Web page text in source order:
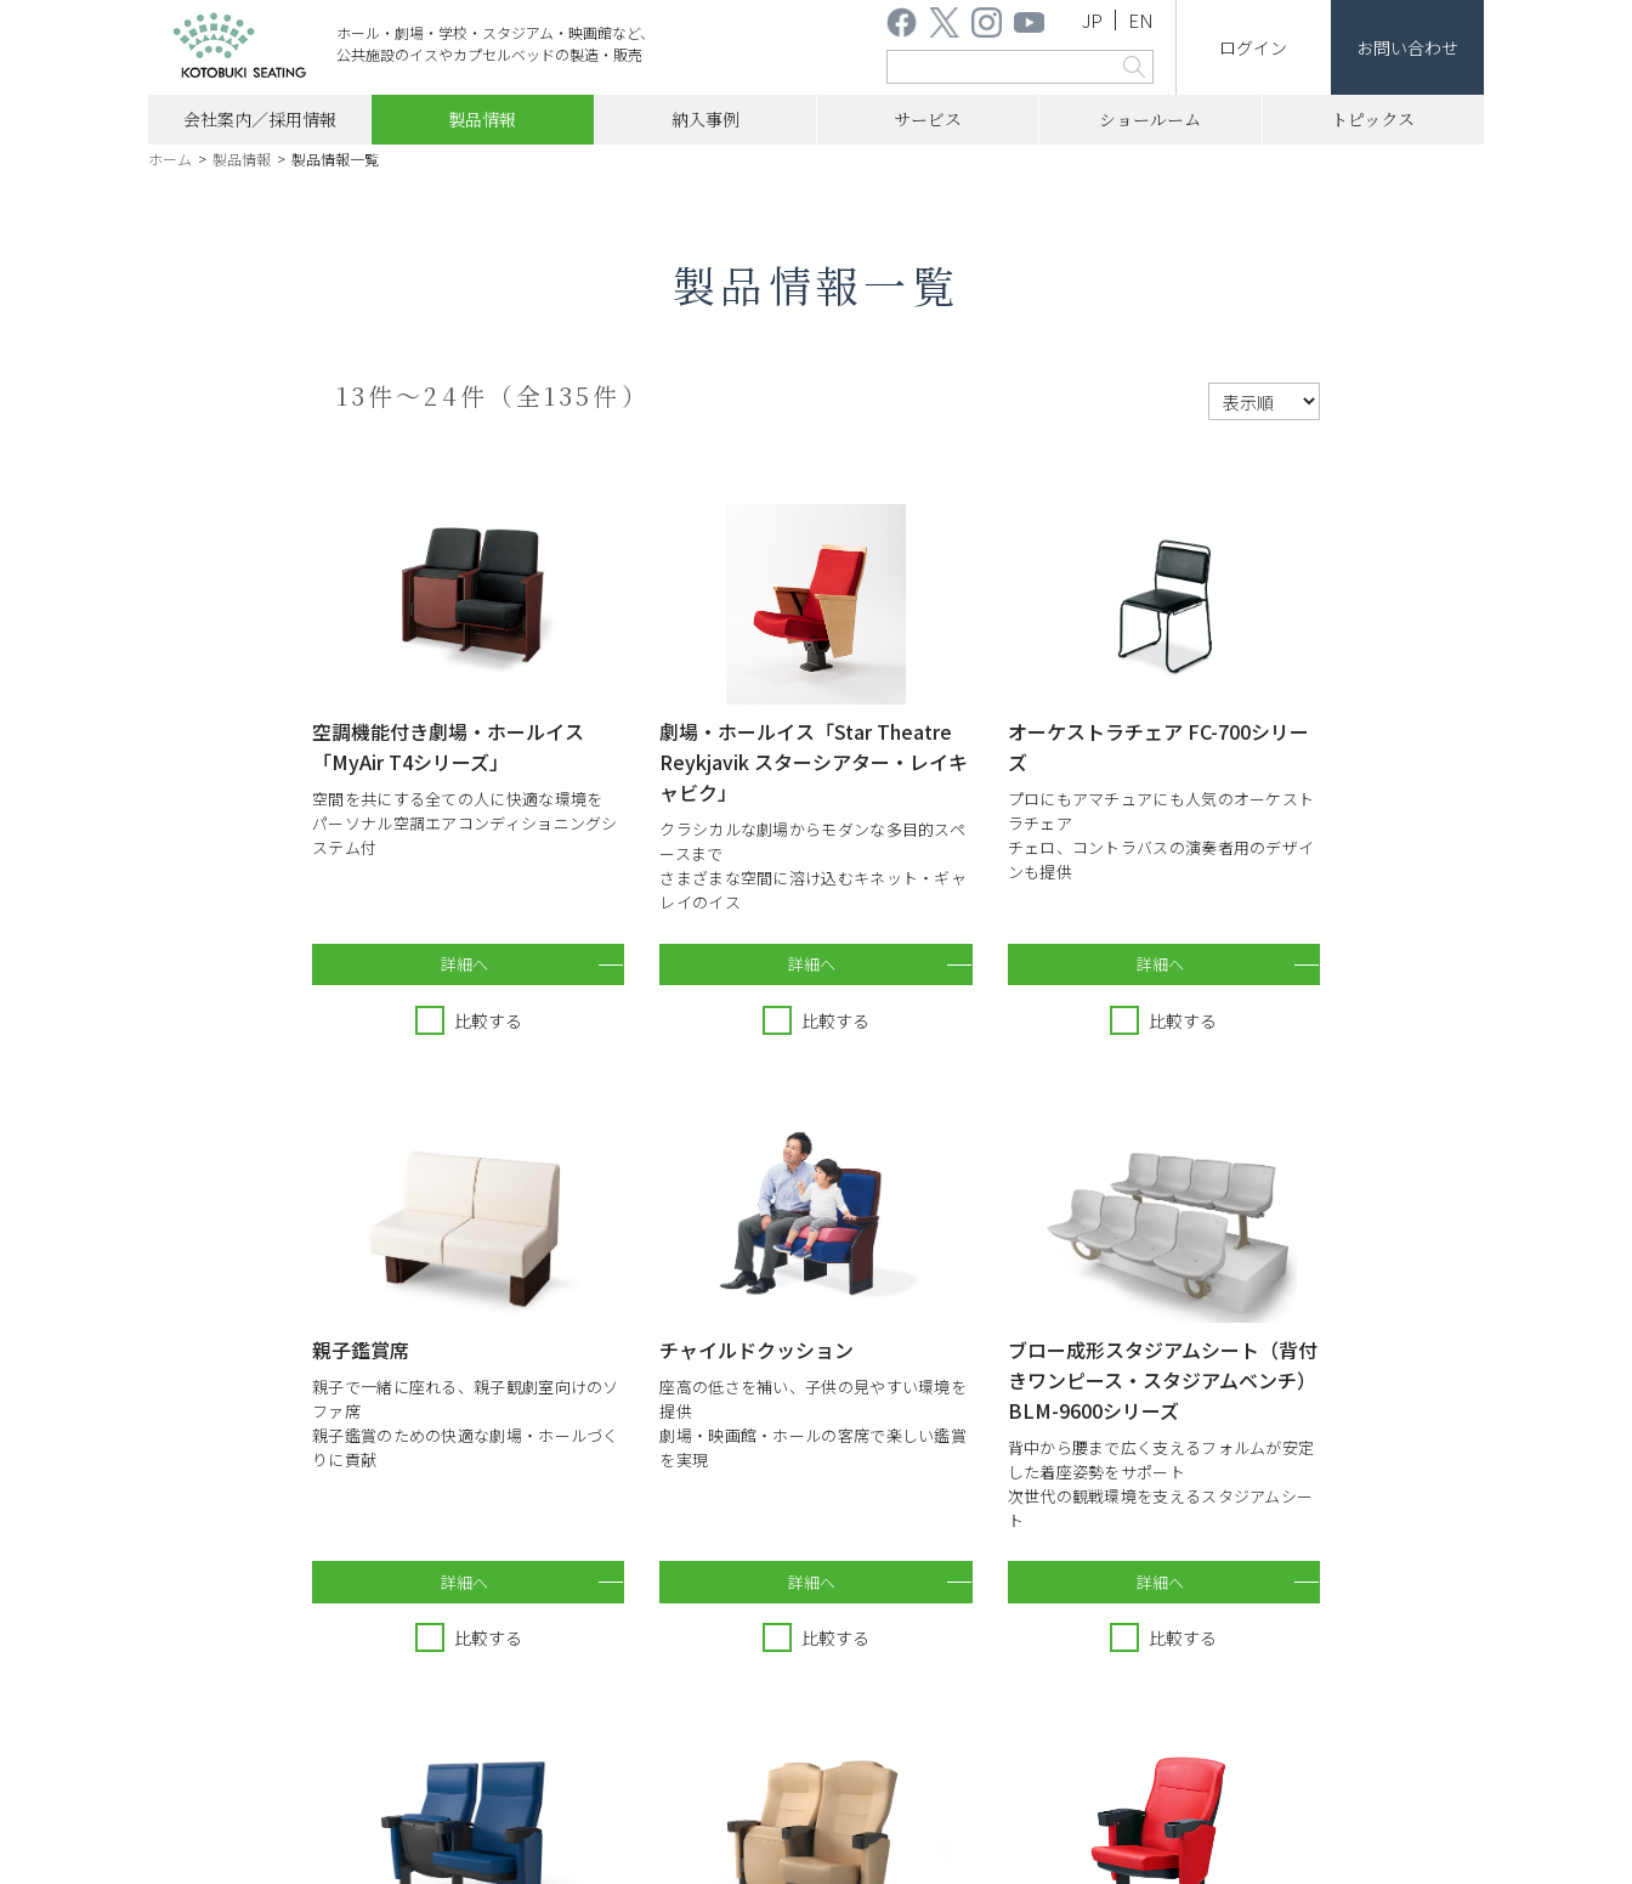
ホール・劇場・学校・スタジアム・映画館など、
公共施設のイスやカプセルベッドの製造・販売
ログイン お問い合わせ
JP EN
会社案内／採用情報 製品情報 納入事例 サービス ショールーム トピックス
ホーム > 製品情報 > 製品情報一覧
製品情報一覧
13件～24件（全135件）
空調機能付き劇場・ホールイス
「MyAir T4シリーズ」
空間を共にする全ての人に快適な環境を
パーソナル空調エアコンディショニングシ
ステム付
詳細へ
比較する
劇場・ホールイス「Star Theatre
Reykjavik スターシアター・レイキ
ャビク」
クラシカルな劇場からモダンな多目的スペ
ースまで
さまざまな空間に溶け込むキネット・ギャ
レイのイス
詳細へ
比較する
オーケストラチェア FC-700シリー
ズ
プロにもアマチュアにも人気のオーケスト
ラチェア
チェロ、コントラバスの演奏者用のデザイ
ンも提供
詳細へ
比較する
親子鑑賞席
親子で一緒に座れる、親子観劇室向けのソ
ファ席
親子鑑賞のための快適な劇場・ホールづく
りに貢献
詳細へ
比較する
チャイルドクッション
座高の低さを補い、子供の見やすい環境を
提供
劇場・映画館・ホールの客席で楽しい鑑賞
を実現
詳細へ
比較する
ブロー成形スタジアムシート（背付
きワンピース・スタジアムベンチ）
BLM-9600シリーズ
背中から腰まで広く支えるフォルムが安定
した着座姿勢をサポート
次世代の観戦環境を支えるスタジアムシー
ト
詳細へ
比較する